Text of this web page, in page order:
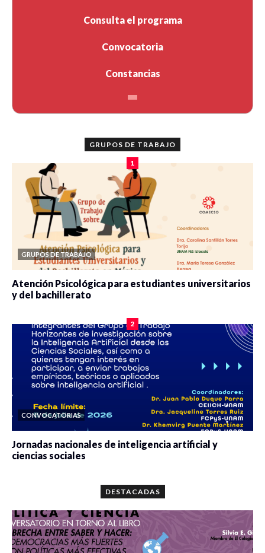
Consulta el programa
Convocatoria
Constancias
GRUPOS DE TRABAJO
1
GRUPOS DE TRABAJO
Atención Psicológica para estudiantes universitarios
y del bachillerato
2
CONVOCATORIAS
Jornadas nacionales de inteligencia artificial y
ciencias sociales
DESTACADAS